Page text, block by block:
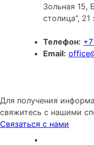
Зольная 15,
столица”, 21
Телефон:
Email:
Для получения
свяжитесь с нашими
Связаться с нами